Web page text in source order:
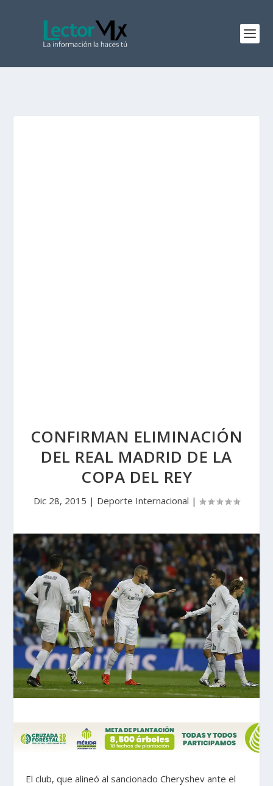
CONFIRMAN ELIMINACIÓN
DEL REAL MADRID DE LA
COPA DEL REY
Dic 28, 2015 | Deporte Internacional |
El club, que alineó al sancionado Cheryshev ante el